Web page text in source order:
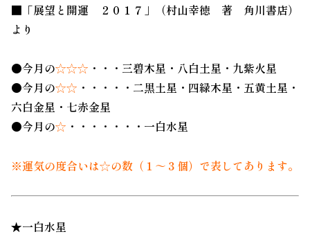
■「展望と開運 ２０１７」（村山幸徳 著 角川書店）
より
●今月の☆☆☆ ・・・三碧木星・八白土星・九紫火星
●今月の☆☆ ・・・・・二黒土星・四緑木星・五黄土星・
六白金星・七赤金星
●今月の☆ ・・・・・・・一白水星
※運気の度合いは☆の数（１～３個）で表してあります。
★一白水星